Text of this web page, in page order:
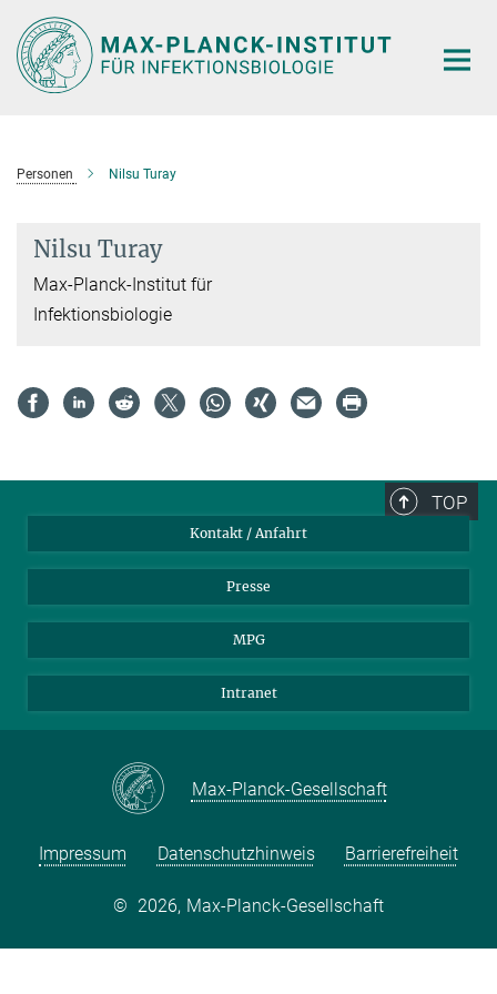
Hauptinhalt
Personen Nilsu Turay
Nilsu Turay
Max-Planck-Institut für
Infektionsbiologie
TOP
Kontakt / Anfahrt
Presse
MPG
Intranet
Max-Planck-Gesellschaft
Impressum Datenschutzhinweis Barrierefreiheit
© 2026, Max-Planck-Gesellschaft